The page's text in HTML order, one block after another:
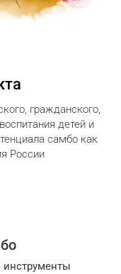
гражданского,
детей и
самбо как
России